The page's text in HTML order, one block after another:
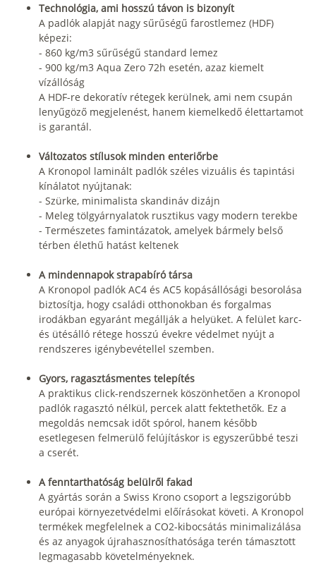
Technológia, ami hosszú távon is bizonyít
A padlók alapját nagy sűrűségű farostlemez (HDF)
képezi:
- 860 kg/m3 sűrűségű standard lemez
- 900 kg/m3 Aqua Zero 72h esetén, azaz kiemelt
vízállóság
A HDF-re dekoratív rétegek kerülnek, ami nem csupán
lenyűgöző megjelenést, hanem kiemelkedő élettartamot
is garantál.
Változatos stílusok minden enteriőrbe
A Kronopol laminált padlók széles vizuális és tapintási
kínálatot nyújtanak:
- Szürke, minimalista skandináv dizájn
- Meleg tölgyárnyalatok rusztikus vagy modern terekbe
- Természetes famintázatok, amelyek bármely belső
térben élethű hatást keltenek
A mindennapok strapabíró társa
A Kronopol padlók AC4 és AC5 kopásállósági besorolása
biztosítja, hogy családi otthonokban és forgalmas
irodákban egyaránt megállják a helyüket. A felület karc-
és ütésálló rétege hosszú évekre védelmet nyújt a
rendszeres igénybevétellel szemben.
Gyors, ragasztásmentes telepítés
A praktikus click-rendszernek köszönhetően a Kronopol
padlók ragasztó nélkül, percek alatt fektethetők. Ez a
megoldás nemcsak időt spórol, hanem később
esetlegesen felmerülő felújításkor is egyszerűbbé teszi
a cserét.
A fenntarthatóság belülről fakad
A gyártás során a Swiss Krono csoport a legszigorúbb
európai környezetvédelmi előírásokat követi. A Kronopol
termékek megfelelnek a CO2-kibocsátás minimalizálása
és az anyagok újrahasznosíthatósága terén támasztott
legmagasabb követelményeknek.